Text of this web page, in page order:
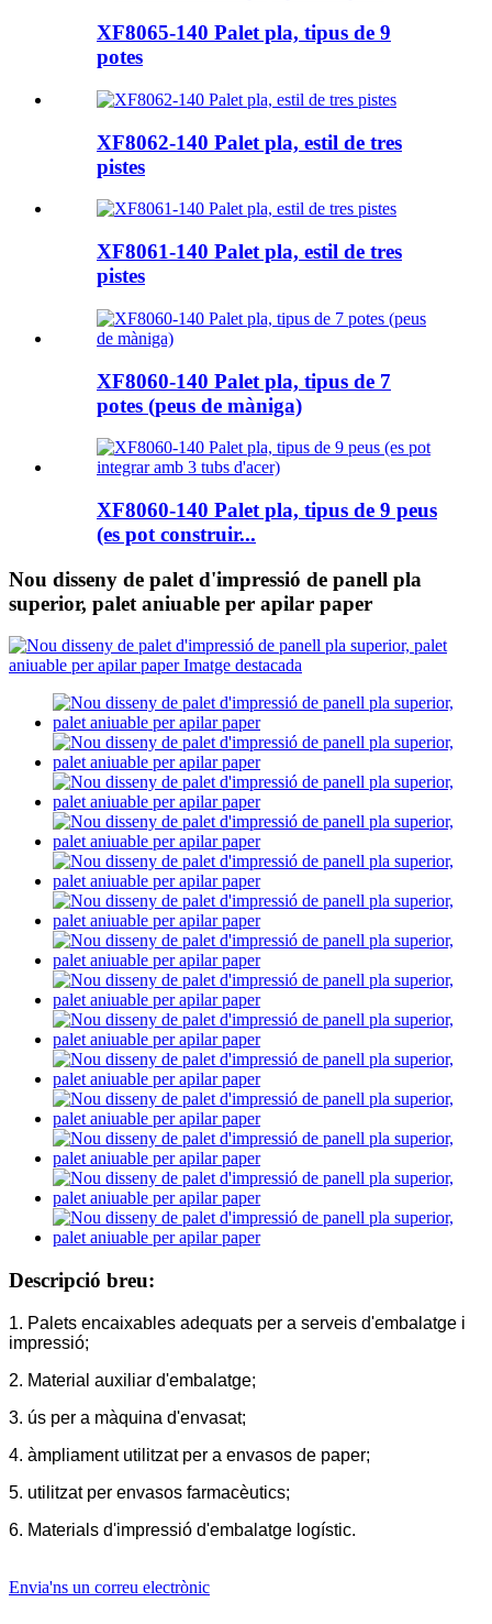
XF8065-140 Palet pla, tipus de 9
potes
XF8062-140 Palet pla, estil de tres
pistes
XF8061-140 Palet pla, estil de tres
pistes
XF8060-140 Palet pla, tipus de 7
potes (peus de màniga)
XF8060-140 Palet pla, tipus de 9 peus
(es pot construir...
Nou disseny de palet d'impressió de panell pla
superior, palet aniuable per apilar paper
Descripció breu:
1. Palets encaixables adequats per a serveis d'embalatge i
impressió;
2. Material auxiliar d'embalatge;
3. ús per a màquina d'envasat;
4. àmpliament utilitzat per a envasos de paper;
5. utilitzat per envasos farmacèutics;
6. Materials d'impressió d'embalatge logístic.
Envia'ns un correu electrònic